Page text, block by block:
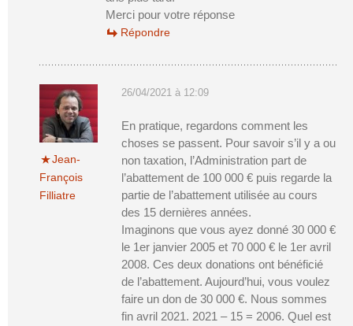
Merci pour votre réponse
Répondre
Jean-
François
Filliatre
26/04/2021 à 12:09
En pratique, regardons comment les
choses se passent. Pour savoir s’il y a ou
non taxation, l’Administration part de
l’abattement de 100 000 € puis regarde la
partie de l’abattement utilisée au cours
des 15 dernières années.
Imaginons que vous ayez donné 30 000 €
le 1er janvier 2005 et 70 000 € le 1er avril
2008. Ces deux donations ont bénéficié
de l’abattement. Aujourd’hui, vous voulez
faire un don de 30 000 €. Nous sommes
fin avril 2021. 2021 – 15 = 2006. Quel est